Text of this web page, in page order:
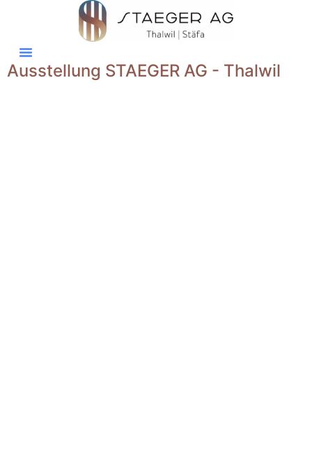
Ausstellung STAEGER AG - Thalwil